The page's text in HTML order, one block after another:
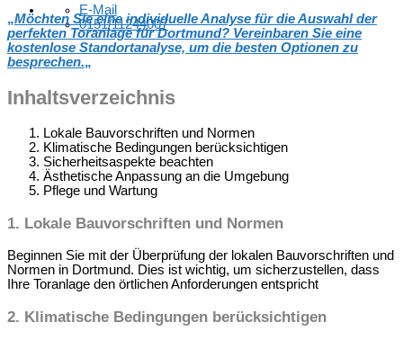
E-Mail
0151/11244007
„Möchten Sie eine individuelle Analyse für die Auswahl der
perfekten Toranlage für Dortmund? Vereinbaren Sie eine
kostenlose Standortanalyse, um die besten Optionen zu
besprechen.„
Inhaltsverzeichnis
Lokale Bauvorschriften und Normen
Klimatische Bedingungen berücksichtigen
Sicherheitsaspekte beachten
Ästhetische Anpassung an die Umgebung
Pflege und Wartung
1. Lokale Bauvorschriften und Normen
Beginnen Sie mit der Überprüfung der lokalen Bauvorschriften und
Normen in Dortmund. Dies ist wichtig, um sicherzustellen, dass
Ihre Toranlage den örtlichen Anforderungen entspricht
2. Klimatische Bedingungen berücksichtigen